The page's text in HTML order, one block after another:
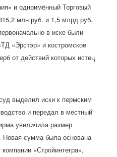
и одноимённый Торговый
млн руб. и 1,5 млрд руб.
в иске были
«Эрстэр» и костромское
от действий которых истец
выделил иски к пермским
и передал в местный
увеличила размер
сумма была основана
«Стройинтегра»,